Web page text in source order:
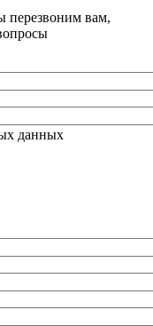
перезвоним вам,
данных